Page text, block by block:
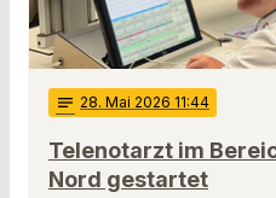
notes 28. Mai 2026 11:44
Telenotarzt im
Nord gestartet